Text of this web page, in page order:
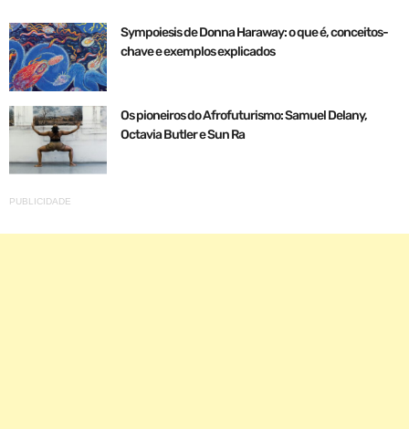
Sympoiesis de Donna Haraway: o que é, conceitos-
chave e exemplos explicados
Os pioneiros do Afrofuturismo: Samuel Delany,
Octavia Butler e Sun Ra
PUBLICIDADE